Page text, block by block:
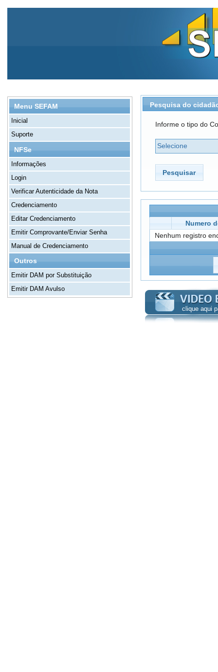
Menu SEFAM
Inicial
Suporte
NFSe
Informações
Login
Verificar Autenticidade da Nota
Credenciamento
Editar Credenciamento
Emitir Comprovante/Enviar Senha
Manual de Credenciamento
Outros
Emitir DAM por Substituição
Emitir DAM Avulso
Pesquisa do
Informe o tipo do
Selecione
Pesquisar
Numero
Nenhum registro
clique aqui